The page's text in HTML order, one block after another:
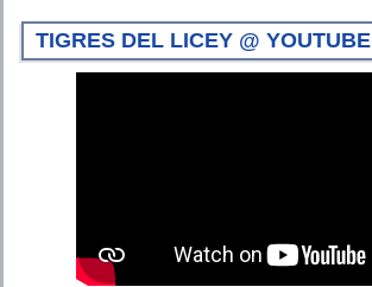
TIGRES DEL LICEY @ YOUTUBE